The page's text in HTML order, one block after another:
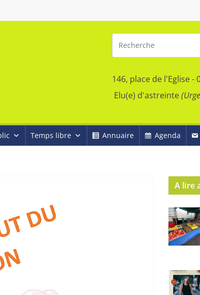
146, place de l'Eglise -
Elu(e) d'astreinte
Temps libre Annuaire Agenda
A lire